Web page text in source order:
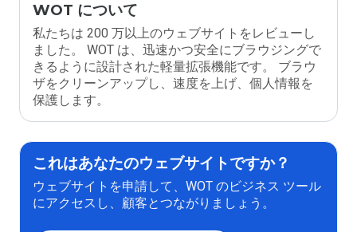
WOT について
私たちは 200 万以上のウェブサイトをレビューし
ました。 WOT は、迅速かつ安全にブラウジングで
きるように設計された軽量拡張機能です。 ブラウ
ザをクリーンアップし、速度を上げ、個人情報を
保護します。
これはあなたのウェブサイトですか？
ウェブサイトを申請して、WOT のビジネス ツール
にアクセスし、顧客とつながりましょう。